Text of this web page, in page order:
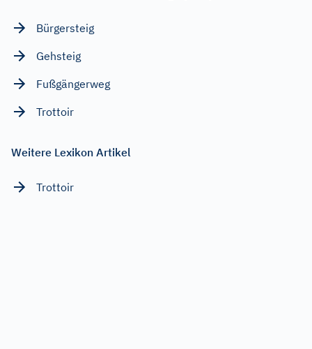
Bürgersteig
Gehsteig
Fußgängerweg
Trottoir
Weitere Lexikon Artikel
Trottoir